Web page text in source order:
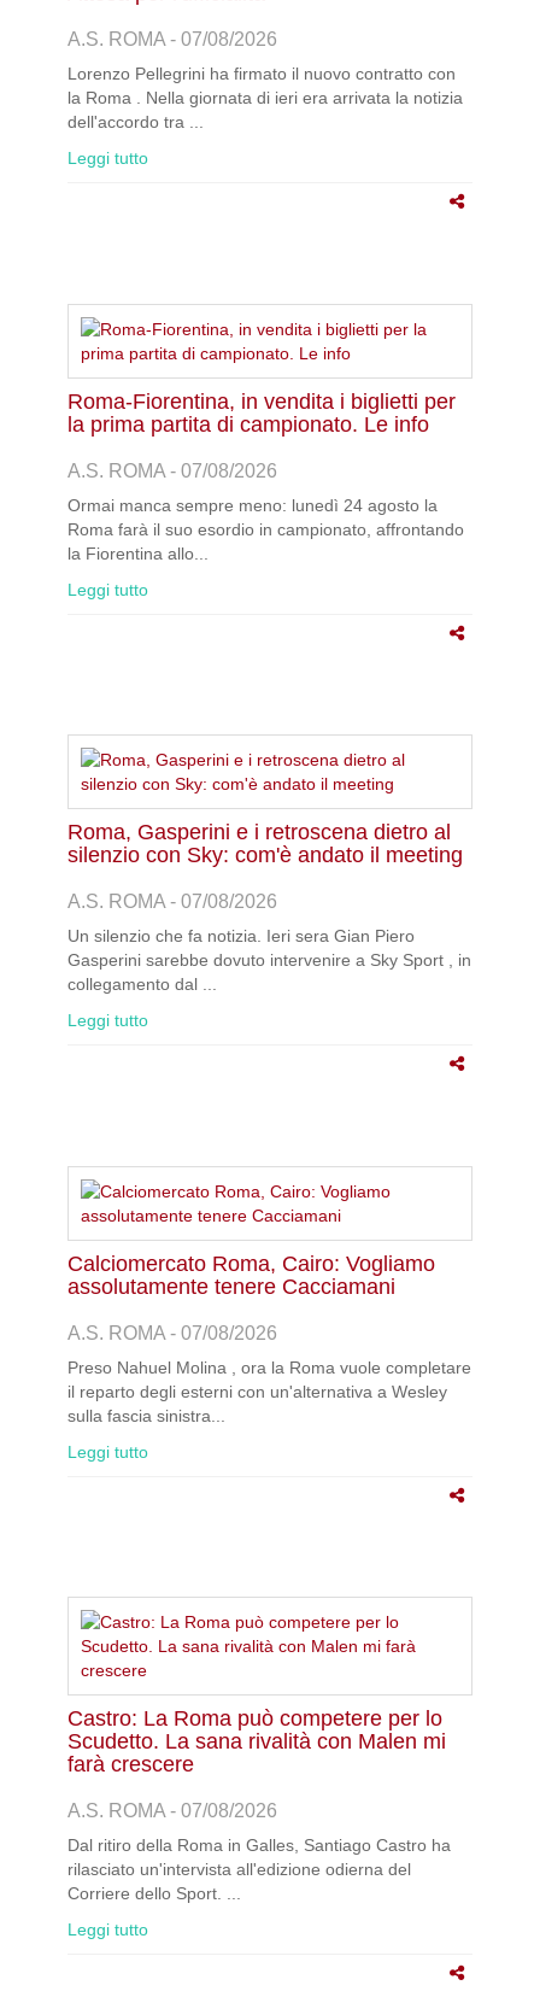
A.S. ROMA - 07/08/2026
Lorenzo Pellegrini ha firmato il nuovo contratto con
la Roma . Nella giornata di ieri era arrivata la notizia
dell'accordo tra ...
Leggi tutto
Roma-Fiorentina, in vendita i biglietti per
la prima partita di campionato. Le info
A.S. ROMA - 07/08/2026
Ormai manca sempre meno: lunedì 24 agosto la
Roma farà il suo esordio in campionato, affrontando
la Fiorentina allo...
Leggi tutto
Roma, Gasperini e i retroscena dietro al
silenzio con Sky: com'è andato il meeting
A.S. ROMA - 07/08/2026
Un silenzio che fa notizia. Ieri sera Gian Piero
Gasperini sarebbe dovuto intervenire a Sky Sport , in
collegamento dal ...
Leggi tutto
Calciomercato Roma, Cairo: Vogliamo
assolutamente tenere Cacciamani
A.S. ROMA - 07/08/2026
Preso Nahuel Molina , ora la Roma vuole completare
il reparto degli esterni con un'alternativa a Wesley
sulla fascia sinistra...
Leggi tutto
Castro: La Roma può competere per lo
Scudetto. La sana rivalità con Malen mi
farà crescere
A.S. ROMA - 07/08/2026
Dal ritiro della Roma in Galles, Santiago Castro ha
rilasciato un'intervista all'edizione odierna del
Corriere dello Sport. ...
Leggi tutto